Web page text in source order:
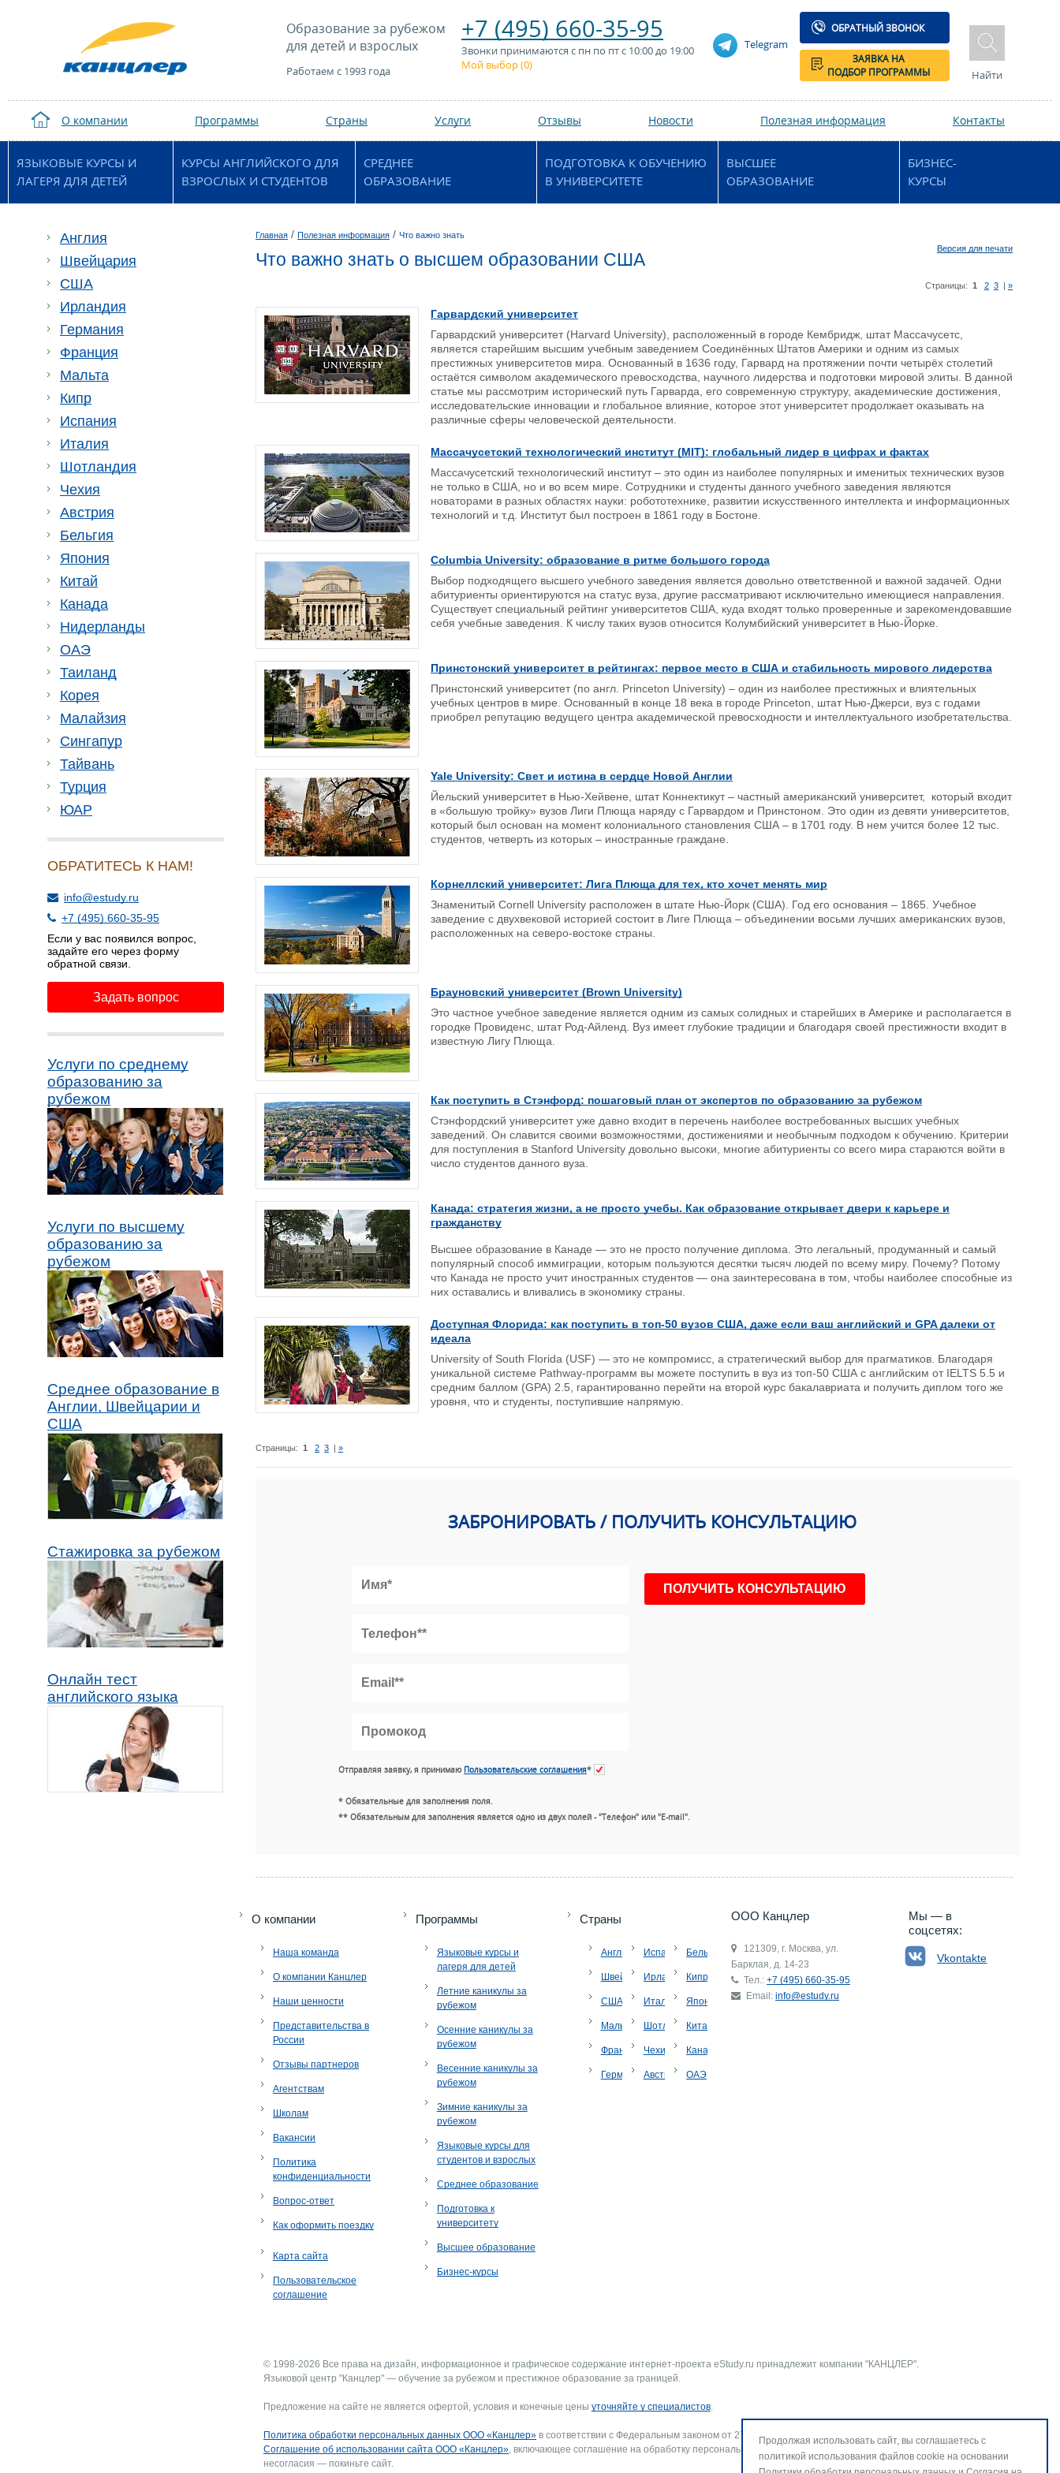
Образование за рубежом
для детей и взрослых
Работаем с 1993 года
+7 (495) 660-35-95
Звонки принимаются с пн по пт с 10:00 до 19:00
Мой выбор (0)
Telegram
ОБРАТНЫЙ ЗВОНОК
ЗАЯВКА НА
ПОДБОР ПРОГРАММЫ
Найти
О компании Программы Страны Услуги Отзывы Новости Полезная информация Контакты
ЯЗЫКОВЫЕ КУРСЫ И
ЛАГЕРЯ ДЛЯ ДЕТЕЙ
КУРСЫ АНГЛИЙСКОГО ДЛЯ
ВЗРОСЛЫХ И СТУДЕНТОВ
СРЕДНЕЕ
ОБРАЗОВАНИЕ
ПОДГОТОВКА К ОБУЧЕНИЮ
В УНИВЕРСИТЕТЕ
ВЫСШЕЕ
ОБРАЗОВАНИЕ
БИЗНЕС-
КУРСЫ
Англия
Швейцария
США
Ирландия
Германия
Франция
Мальта
Кипр
Испания
Италия
Шотландия
Чехия
Австрия
Бельгия
Япония
Китай
Канада
Нидерланды
ОАЭ
Таиланд
Корея
Малайзия
Сингапур
Тайвань
Турция
ЮАР
ОБРАТИТЕСЬ К НАМ!
info@estudy.ru
+7 (495) 660-35-95
Если у вас появился вопрос,
задайте его через форму
обратной связи.
Задать вопрос
Услуги по среднему
образованию за
рубежом
Услуги по высшему
образованию за
рубежом
Среднее образование в
Англии, Швейцарии и
США
Стажировка за рубежом
Онлайн тест
английского языка
Главная / Полезная информация / Что важно знать
Версия для печати
Что важно знать о высшем образовании США
Страницы: 1 2 3 | »
Гарвардский университет
Гарвардский университет (Harvard University), расположенный в городе Кембридж, штат Массачусетс,
является старейшим высшим учебным заведением Соединённых Штатов Америки и одним из самых
престижных университетов мира. Основанный в 1636 году, Гарвард на протяжении почти четырёх столетий
остаётся символом академического превосходства, научного лидерства и подготовки мировой элиты. В данной
статье мы рассмотрим исторический путь Гарварда, его современную структуру, академические достижения,
исследовательские инновации и глобальное влияние, которое этот университет продолжает оказывать на
различные сферы человеческой деятельности.
Массачусетский технологический институт (MIT): глобальный лидер в цифрах и фактах
Массачусетский технологический институт – это один из наиболее популярных и именитых технических вузов
не только в США, но и во всем мире. Сотрудники и студенты данного учебного заведения являются
новаторами в разных областях науки: робототехнике, развитии искусственного интеллекта и информационных
технологий и т.д. Институт был построен в 1861 году в Бостоне.
Columbia University: образование в ритме большого города
Выбор подходящего высшего учебного заведения является довольно ответственной и важной задачей. Одни
абитуриенты ориентируются на статус вуза, другие рассматривают исключительно имеющиеся направления.
Существует специальный рейтинг университетов США, куда входят только проверенные и зарекомендовавшие
себя учебные заведения. К числу таких вузов относится Колумбийский университет в Нью-Йорке.
Принстонский университет в рейтингах: первое место в США и стабильность мирового лидерства
Принстонский университет (по англ. Princeton University) – один из наиболее престижных и влиятельных
учебных центров в мире. Основанный в конце 18 века в городе Princeton, штат Нью-Джерси, вуз с годами
приобрел репутацию ведущего центра академической превосходности и интеллектуального изобретательства.
Yale University: Свет и истина в сердце Новой Англии
Йельский университет в Нью-Хейвене, штат Коннектикут – частный американский университет, который входит
в «большую тройку» вузов Лиги Плюща наряду с Гарвардом и Принстоном. Это один из девяти университетов,
который был основан на момент колониального становления США – в 1701 году. В нем учится более 12 тыс.
студентов, четверть из которых – иностранные граждане.
Корнеллский университет: Лига Плюща для тех, кто хочет менять мир
Знаменитый Cornell University расположен в штате Нью-Йорк (США). Год его основания – 1865. Учебное
заведение с двухвековой историей состоит в Лиге Плюща – объединении восьми лучших американских вузов,
расположенных на северо-востоке страны.
Брауновский университет (Brown University)
Это частное учебное заведение является одним из самых солидных и старейших в Америке и располагается в
городке Провиденс, штат Род-Айленд. Вуз имеет глубокие традиции и благодаря своей престижности входит в
известную Лигу Плюща.
Как поступить в Стэнфорд: пошаговый план от экспертов по образованию за рубежом
Стэнфордский университет уже давно входит в перечень наиболее востребованных высших учебных
заведений. Он славится своими возможностями, достижениями и необычным подходом к обучению. Критерии
для поступления в Stanford University довольно высоки, многие абитуриенты со всего мира стараются войти в
число студентов данного вуза.
Канада: стратегия жизни, а не просто учебы. Как образование открывает двери к карьере и
гражданству
Высшее образование в Канаде — это не просто получение диплома. Это легальный, продуманный и самый
популярный способ иммиграции, которым пользуются десятки тысяч людей по всему миру. Почему? Потому
что Канада не просто учит иностранных студентов — она заинтересована в том, чтобы наиболее способные из
них оставались и вливались в экономику страны.
Доступная Флорида: как поступить в топ-50 вузов США, даже если ваш английский и GPA далеки от
идеала
University of South Florida (USF) — это не компромисс, а стратегический выбор для прагматиков. Благодаря
уникальной системе Pathway-программ вы можете поступить в вуз из топ-50 США с английским от IELTS 5.5 и
средним баллом (GPA) 2.5, гарантированно перейти на второй курс бакалавриата и получить диплом того же
уровня, что и студенты, поступившие напрямую.
Страницы: 1 2 3 | »
ЗАБРОНИРОВАТЬ / ПОЛУЧИТЬ КОНСУЛЬТАЦИЮ
Отправляя заявку, я принимаю Пользовательские соглашения*
* Обязательные для заполнения поля.
** Обязательным для заполнения является одно из двух полей - "Телефон" или "E-mail".
+7 (495) 660-35-95
O компании
Наша команда
О компании Канцлер
Наши ценности
Представительства в
России
Отзывы партнеров
Агентствам
Школам
Вакансии
Политика
конфиденциальности
Вопрос-ответ
Как оформить поездку
Карта сайта
Пользовательское
соглашение
Программы
Языковые курсы и
лагеря для детей
Летние каникулы за
рубежом
Осенние каникулы за
рубежом
Весенние каникулы за
рубежом
Зимние каникулы за
рубежом
Языковые курсы для
студентов и взрослых
Среднее образование
Подготовка к
университету
Высшее образование
Бизнес-курсы
Страны
Англия
Швейцария
США
Мальта
Франция
Германия
Испания
Ирландия
Италия
Шотландия
Чехия
Австрия
Бельгия
Кипр
Япония
Китай
Канада
ОАЭ
ООО Канцлер
121309, г. Москва, ул.
Барклая, д. 14-23
Тел.: +7 (495) 660-35-95
Email: info@estudy.ru
Мы — в
соцсетях:
Vkontakte
© 1998-2026 Все права на дизайн, информационное и графическое содержание интернет-проекта eStudy.ru принадлежит компании "КАНЦЛЕР".
Языковой центр "Канцлер" — обучение за рубежом и престижное образование за границей.
Предложение на сайте не является офертой, условия и конечные цены уточняйте у специалистов.
Политика обработки персональных данных ООО «Канцлер» в соответствии с Федеральным законом от 27.07.2006 г. № 152-ФЗ «О персональных данных».
Соглашение об использовании сайта ООО «Канцлер», включающее соглашение на обработку персональных данных и использование файлов cookie. В случае
несогласия — покиньте сайт.
Продолжая использовать сайт, вы соглашаетесь с
политикой использования файлов cookie на основании